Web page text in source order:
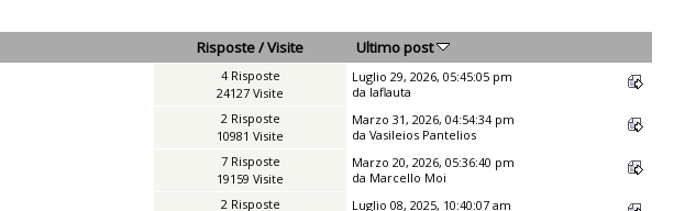
Risposte/Visite
Ultimo post
4 Risposte
24127 Visite
Luglio 29, 2026, 05:45:05 pm
da laflauta
2 Risposte
10981 Visite
Marzo 31, 2026, 04:54:34 pm
da Vasileios Pantelios
7 Risposte
19159 Visite
Marzo 20, 2026, 05:36:40 pm
da Marcello Moi
2 Risposte
Luglio 08, 2025, 10:40:07 am